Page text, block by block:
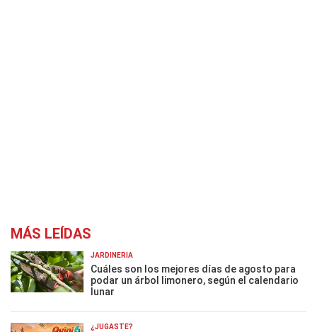
MÁS LEÍDAS
JARDINERÍA
Cuáles son los mejores días de agosto para
podar un árbol limonero, según el calendario
lunar
¿JUGASTE?